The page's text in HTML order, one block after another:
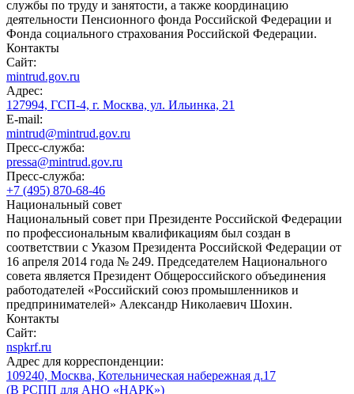
службы по труду и занятости, а также координацию
деятельности Пенсионного фонда Российской Федерации и
Фонда социального страхования Российской Федерации.
Контакты
Сайт:
mintrud.gov.ru
Адрес:
127994, ГСП-4, г. Москва, ул. Ильинка, 21
E-mail:
mintrud@mintrud.gov.ru
Пресс-служба:
pressa@mintrud.gov.ru
Пресс-служба:
+7 (495) 870-68-46
Национальный совет
Национальный совет при Президенте Российской Федерации
по профессиональным квалификациям был создан в
соответствии с Указом Президента Российской Федерации от
16 апреля 2014 года № 249. Председателем Национального
совета является Президент Общероссийского объединения
работодателей «Российский союз промышленников и
предпринимателей» Александр Николаевич Шохин.
Контакты
Сайт:
nspkrf.ru
Адрес для корреспонденции:
109240, Москва, Котельническая набережная д.17
(В РСПП для АНО «НАРК»)